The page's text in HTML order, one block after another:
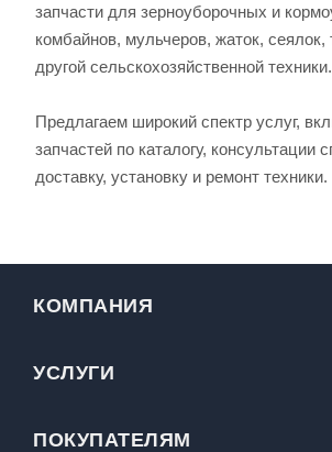
запчасти для зерноуборочных и
комбайнов, мульчеров, жаток, сеялок,
другой сельскохозяйственной техники.
Предлагаем широкий спектр услуг,
запчастей по каталогу, консультации
доставку, установку и ремонт техники.
КОМПАНИЯ
УСЛУГИ
ПОКУПАТЕЛЯМ